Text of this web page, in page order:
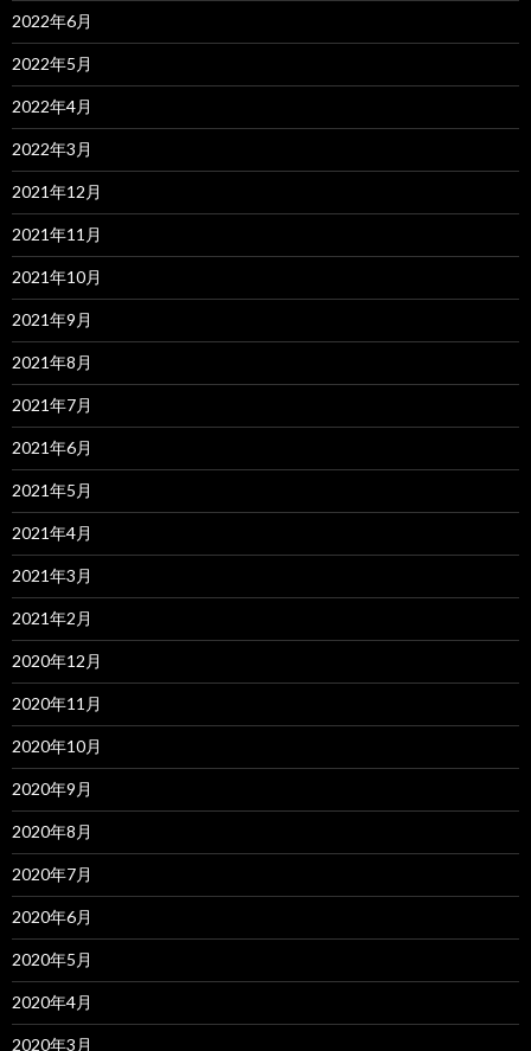
2022年6月
2022年5月
2022年4月
2022年3月
2021年12月
2021年11月
2021年10月
2021年9月
2021年8月
2021年7月
2021年6月
2021年5月
2021年4月
2021年3月
2021年2月
2020年12月
2020年11月
2020年10月
2020年9月
2020年8月
2020年7月
2020年6月
2020年5月
2020年4月
2020年3月